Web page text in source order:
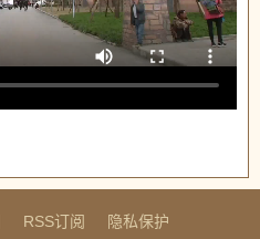
RSS订阅 隐私保护